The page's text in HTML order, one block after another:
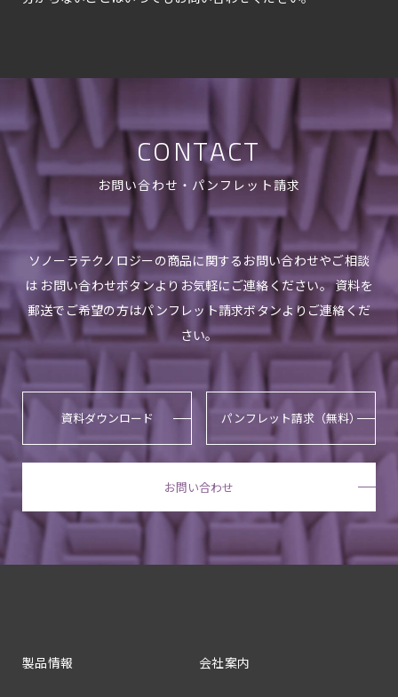
CONTACT
お問い合わせ・パンフレット請求
ソノーラテクノロジーの商品に関するお問い合わせやご相談
は お問い合わせボタンよりお気軽にご連絡ください。 資料を
郵送でご希望の方はパンフレット請求ボタンよりご連絡くだ
さい。
資料ダウンロード パンフレット請求（無料）
お問い合わせ
製品情報 会社案内